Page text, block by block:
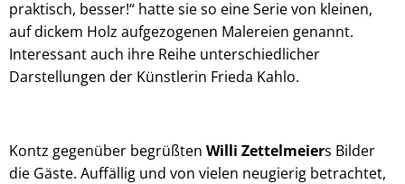
praktisch, besser!“ hatte sie so eine Serie von kleinen,
auf dickem Holz aufgezogenen Malereien genannt.
Interessant auch ihre Reihe unterschiedlicher
Darstellungen der Künstlerin Frieda Kahlo.
Kontz gegenüber begrüßten Willi Zettelmeiers Bilder
die Gäste. Auffällig und von vielen neugierig betrachtet,